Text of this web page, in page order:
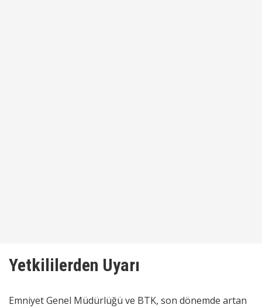
Yetkililerden Uyarı
Emniyet Genel Müdürlüğü ve BTK, son dönemde artan